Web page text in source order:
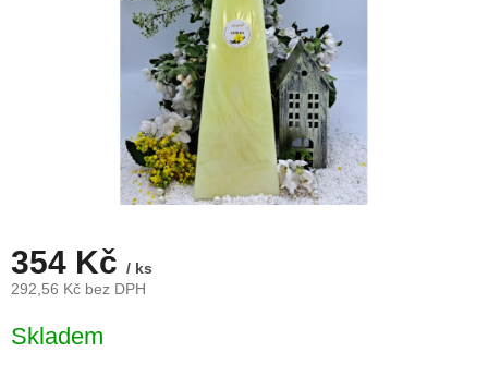
354 Kč / ks
292,56 Kč bez DPH
cena:
Skladem